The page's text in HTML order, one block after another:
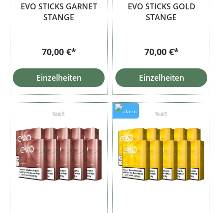
EVO STICKS GARNET
STANGE
70,00 €*
Einzelheiten
EVO STICKS GOLD
STANGE
70,00 €*
Einzelheiten